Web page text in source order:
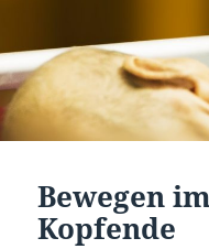
Bewegen
Kopfende